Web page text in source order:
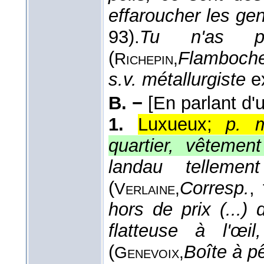
effaroucher les
93).Tu n'as
(Richepin,
s.v. métallurgiste
B. − [En parlant
1.
Luxueux; p.
quartier,
landau
(Verlaine,Corresp.,
hors de prix (...)
flatteuse à
(Genevoix,Boîte à